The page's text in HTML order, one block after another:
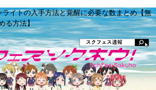
イトの入手方法と覚醒に必要な数まとめ【無
る方法】